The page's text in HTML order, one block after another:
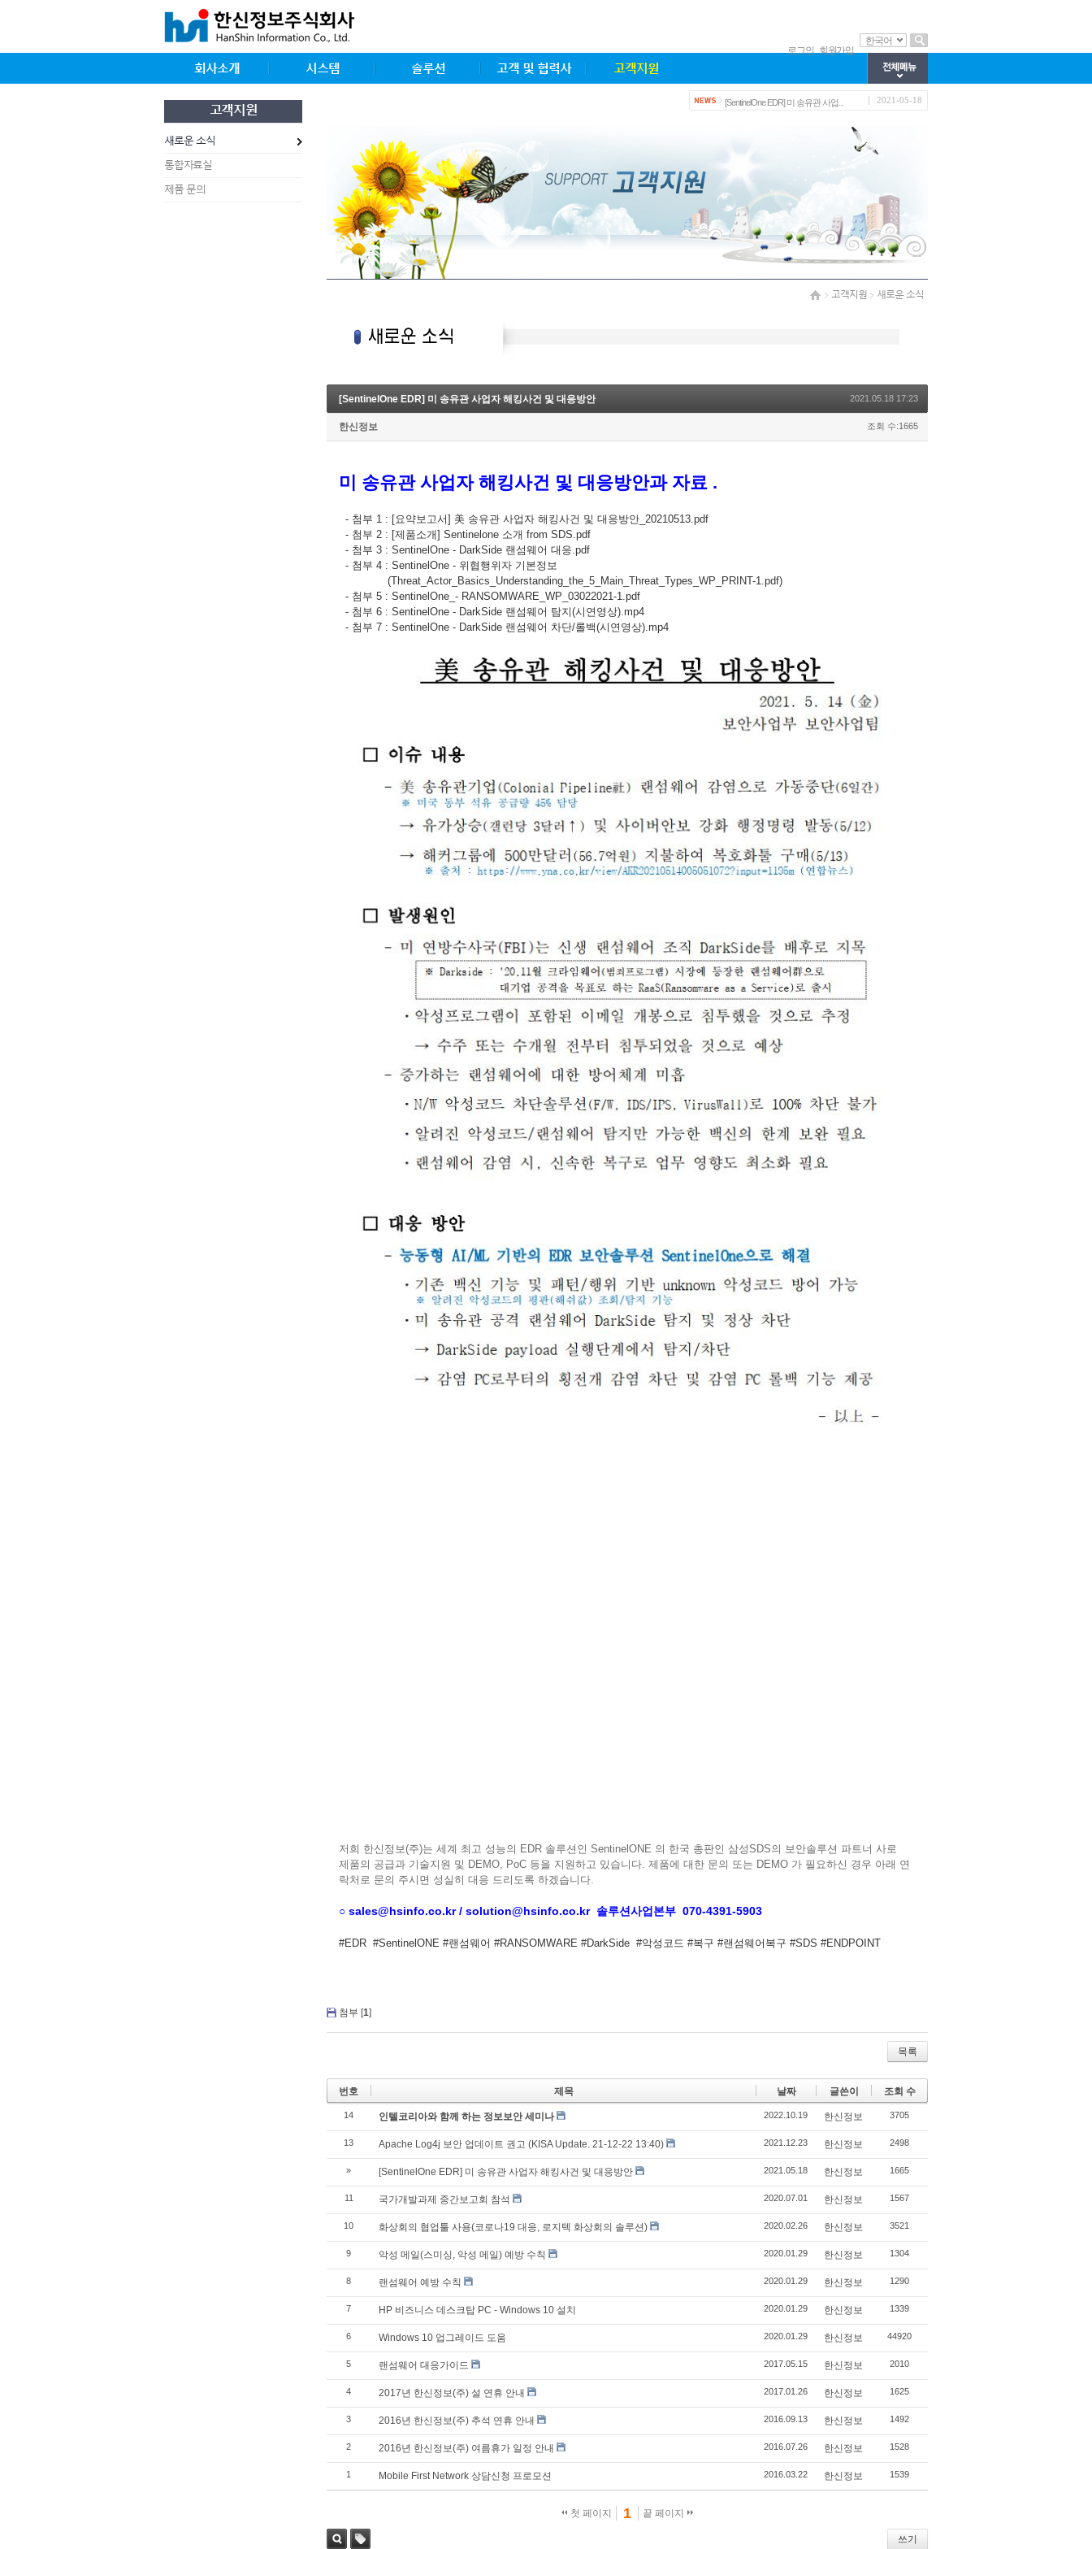
로그인 회원가입
한국어
2022-10-19
Apache Log4j 보안 업데이트 권고 (...
2021-12-23
[SentinelOne EDR] 미 송유관 사업...
2021-05-18
2021-12-23
[SentinelOne EDR] 미 송유관 사업...
국가개발과제 중간보고회 참석
화상회의 협업툴 사용(코로나19 대...
2020-02-26
회사소개 시스템 솔루션 고객 및 협력사 고객지원
고객지원
새로운 소식
통합자료실
제품 문의
고객지원 새로운 소식
[SentinelOne EDR] 미 송유관 사업자 해킹사건 및 대응방안 2021.05.18 17:23
한신정보 조회 수:1665
미 송유관 사업자 해킹사건 및 대응방안과 자료 .
- 첨부 1 : [요약보고서] 美 송유관 사업자 해킹사건 및 대응방안_20210513.pdf
- 첨부 2 : [제품소개] Sentinelone 소개 from SDS.pdf
- 첨부 3 : SentinelOne - DarkSide 랜섬웨어 대응.pdf
- 첨부 4 : SentinelOne - 위협행위자 기본정보
(Threat_Actor_Basics_Understanding_the_5_Main_Threat_Types_WP_PRINT-1.pdf)
- 첨부 5 : SentinelOne_- RANSOMWARE_WP_03022021-1.pdf
- 첨부 6 : SentinelOne - DarkSide 랜섬웨어 탐지(시연영상).mp4
- 첨부 7 : SentinelOne - DarkSide 랜섬웨어 차단/롤백(시연영상).mp4
저희 한신정보(주)는 세계 최고 성능의 EDR 솔루션인 SentinelONE 의 한국 총판인 삼성SDS의 보안솔루션 파트너 사로
제품의 공급과 기술지원 및 DEMO, PoC 등을 지원하고 있습니다. 제품에 대한 문의 또는 DEMO 가 필요하신 경우 아래 연
락처로 문의 주시면 성실히 대응 드리도록 하겠습니다.
○ sales@hsinfo.co.kr / solution@hsinfo.co.kr 솔루션사업본부 070-4391-5903
#EDR #SentinelONE #랜섬웨어 #RANSOMWARE #DarkSide #악성코드 #복구 #랜섬웨어복구 #SDS #ENDPOINT
첨부 [1]
목록
번호 제목 날짜 글쓴이 조회 수
14 인텔코리아와 함께 하는 정보보안 세미나 2022.10.19 한신정보 3705
13 Apache Log4j 보안 업데이트 권고 (KISA Update. 21-12-22 13:40) 2021.12.23 한신정보 2498
» [SentinelOne EDR] 미 송유관 사업자 해킹사건 및 대응방안 2021.05.18 한신정보 1665
11 국가개발과제 중간보고회 참석 2020.07.01 한신정보 1567
10 화상회의 협업툴 사용(코로나19 대응, 로지텍 화상회의 솔루션) 2020.02.26 한신정보 3521
9 악성 메일(스미싱, 악성 메일) 예방 수칙 2020.01.29 한신정보 1304
8 랜섬웨어 예방 수칙 2020.01.29 한신정보 1290
7 HP 비즈니스 데스크탑 PC - Windows 10 설치 2020.01.29 한신정보 1339
6 Windows 10 업그레이드 도움 2020.01.29 한신정보 44920
5 랜섬웨어 대응가이드 2017.05.15 한신정보 2010
4 2017년 한신정보(주) 설 연휴 안내 2017.01.26 한신정보 1625
3 2016년 한신정보(주) 추석 연휴 안내 2016.09.13 한신정보 1492
2 2016년 한신정보(주) 여름휴가 일정 안내 2016.07.26 한신정보 1528
1 Mobile First Network 상담신청 프로모션 2016.03.22 한신정보 1539
첫 페이지 1 끝 페이지
쓰기